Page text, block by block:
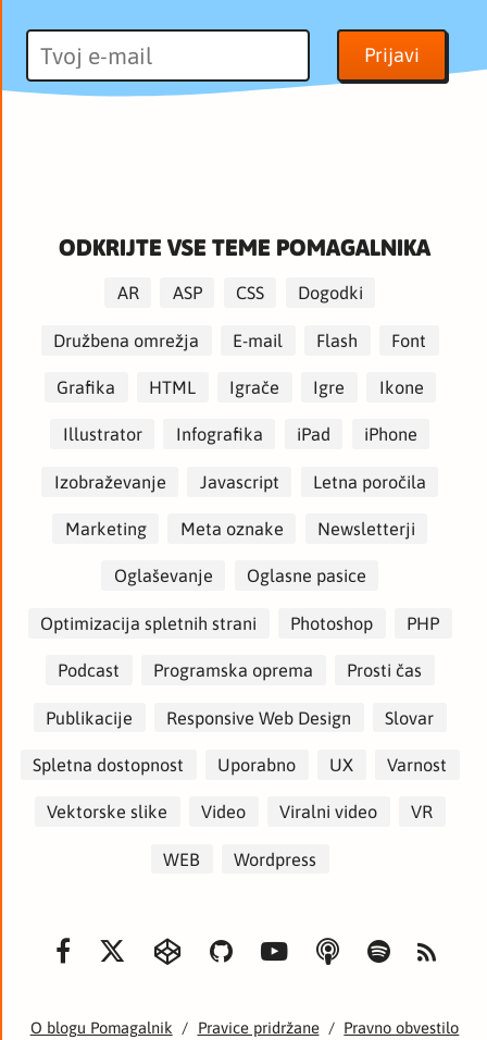
ODKRIJTE VSE TEME POMAGALNIKA
AR ASP CSS Dogodki
Družbena omrežja E-mail Flash Font
Grafika HTML Igrače Igre Ikone
Illustrator Infografika iPad iPhone
Izobraževanje Javascript Letna poročila
Marketing Meta oznake Newsletterji
Oglaševanje Oglasne pasice
Optimizacija spletnih strani Photoshop PHP
Podcast Programska oprema Prosti čas
Publikacije Responsive Web Design Slovar
Spletna dostopnost Uporabno UX Varnost
Vektorske slike Video Viralni video VR
WEB Wordpress
O blogu Pomagalnik / Pravice pridržane / Pravno obvestilo